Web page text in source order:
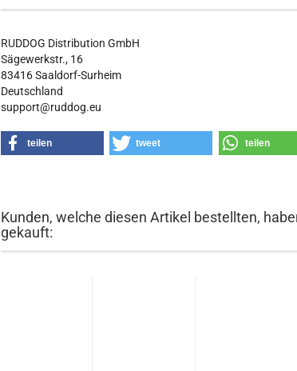
RUDDOG Distribution GmbH
Sägewerkstr., 16
83416 Saaldorf-Surheim
Deutschland
support@ruddog.eu
teilen tweet teilen
Kunden, welche diesen Artikel bestellten,
gekauft: